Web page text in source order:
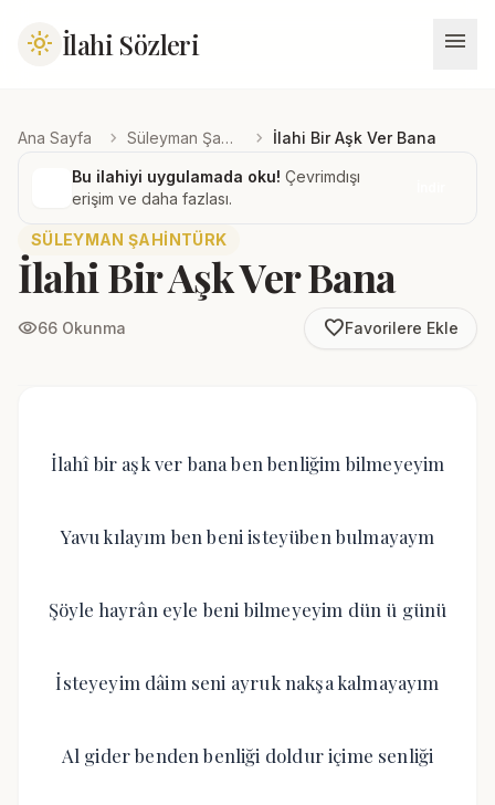
light_mode İlahi Sözleri menu
Ana Sayfa chevron_right Süleyman Şahintürk chevron_right İlahi Bir Aşk Ver Bana
Bu ilahiyi uygulamada oku! Çevrimdışı
erişim ve daha fazlası.
SÜLEYMAN ŞAHINTÜRK
İlahi Bir Aşk Ver Bana
visibility66 Okunma favorite_borderFavorilere Ekle
İlahî bir aşk ver bana ben benliğim bilmeyeyim
Yavu kılayım ben beni isteyüben bulmayaym
Şöyle hayrân eyle beni bilmeyeyim dün ü günü
İsteyeyim dâim seni ayruk nakşa kalmayayım
Al gider benden benliği doldur içime senliği